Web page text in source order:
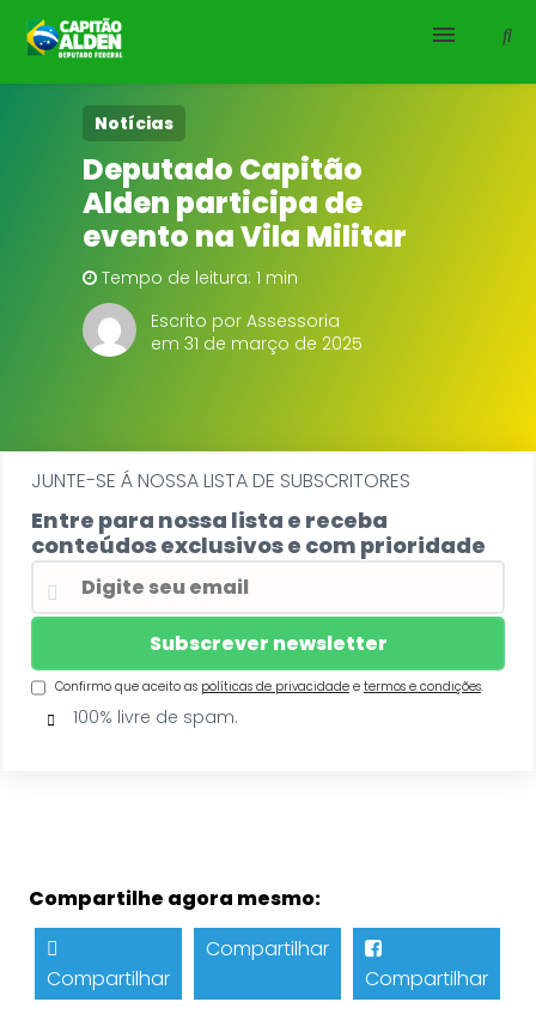
HOME
NOTÍCIAS
BIOGRAFIA
DOWNLOADS
EMENDAS
Notícias
Deputado Capitão
Alden participa de
evento na Vila Militar
Tempo de leitura: 1 min
Escrito por Assessoria
em 31 de março de 2025
JUNTE-SE Á NOSSA LISTA DE SUBSCRITORES
Entre para nossa lista e receba
conteúdos exclusivos e com prioridade
Confirmo que aceito as políticas de privacidadee termos e condições.
100% livre de spam.
Compartilhe agora mesmo:
Compartilhar
Compartilhar
Compartilhar